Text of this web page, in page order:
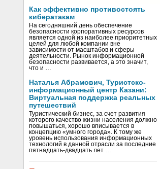
Как эффективно противостоять
кибератакам
На сегодняшний день обеспечение
безопасности корпоративных ресурсов
является одной из наиболее приоритетных
целей для любой компании вне
зависимости от масштабов и сферы
деятельности. Рынок информационной
безопасности развивается, а это значит,
что и …
Наталья Абрамович, Туристско-
информационный центр Казани:
Виртуальная поддержка реальных
путешествий
Туристический бизнес, за счет развития
которого качество жизни населения должно
повышаться, хорошо вписывается в
концепцию «умного города». К тому же
уровень использования информационных
технологий в данной отрасли за последние
пятнадцать-двадцать лет …